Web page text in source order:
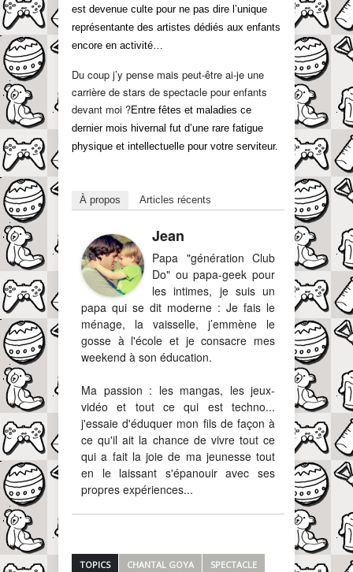
est devenue culte pour ne pas dire l’unique
représentante des artistes dédiés aux enfants
encore en activité…
Du coup j’y pense mais peut-être ai-je une
carrière de stars de spectacle pour enfants
devant moi ?Entre fêtes et maladies ce
dernier mois hivernal fut d’une rare fatigue
physique et intellectuelle pour votre serviteur.
À propos Articles récents
Jean
Papa "génération Club
Do" ou papa-geek pour
les intimes, je suis un
papa qui se dit moderne : Je fais le
ménage, la vaisselle, j’emmène le
gosse à l'école et je consacre mes
weekend à son éducation.
Ma passion : les mangas, les jeux-
vidéo et tout ce qui est techno...
j'essaie d'éduquer mon fils de façon à
ce qu'il ait la chance de vivre tout ce
qui a fait la joie de ma jeunesse tout
en le laissant s'épanouir avec ses
propres expériences...
TOPICS CHANTAL GOYA SPECTACLE